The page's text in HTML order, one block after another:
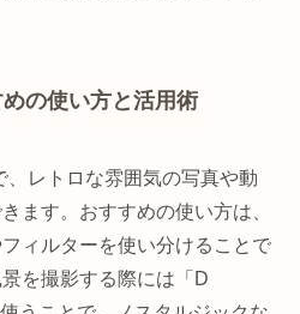
の使い方と活用術
、レトロな雰囲気の写真や動
ます。おすすめの使い方は、
ィルターを使い分けることで
を撮影する際には「D